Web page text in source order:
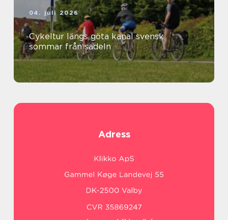
04. juli 2026
Cykeltur längs göta kanal svensk
sommar från sadeln
Adress